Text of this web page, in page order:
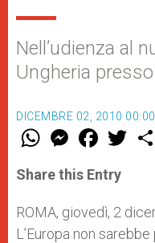
Nell’udienza al
Ungheria
DICEMBRE 02, 2010 00:00
W
t
s
p
p
M
e
s
e
g
e
r
F
a
e
b
o
k
w
r
Share this Entry
ROMA, giovedì, 2
L’Europa non